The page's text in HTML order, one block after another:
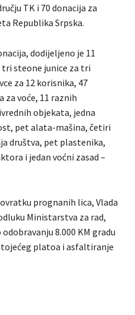
TK i 70 donacija za
Republika Srpska.
dodijeljeno je 11
tri steone junice za tri
za 12 korisnika, 47
voće, 11 raznih
objekata, jedna
pet alata-mašina, četiri
društva, pet plastenika,
i jedan voćni zasad –
prognanih lica, Vlada
Ministarstva za rad,
8.000 KM gradu
platoa i asfaltiranje